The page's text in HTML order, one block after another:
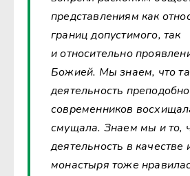
представлениям как
границ допустимого, так
и относительно
Божией. Мы знаем, что
деятельность
современников
смущала. Знаем мы и то,
деятельность в качестве
монастыря тоже